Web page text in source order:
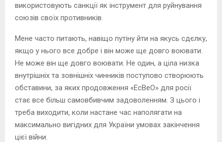
використовують санкції як інструмент для руйнування
союзів своїх противників.
Мене часто питають, навіщо путіну йти на якусь сдєлку,
якщо у нього все добре і він може ще довго воювати.
Не може він ще довго воювати. Не один, а ціла низка
внутрішніх та зовнішніх чинників поступово створюють
обставини, за яких продовження «ЕсВеО» для росії
стає все більш самовбивчим задоволенням. З цього і
треба виходити, коли настане час наполягати на
максимально вигідних для України умовах закінчення
цієї війни.